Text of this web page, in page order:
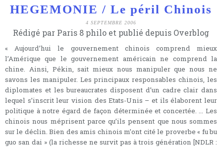
HEGEMONIE / Le péril Chinois
4 SEPTEMBRE 2006
Rédigé par Paris 8 philo et publié depuis Overblog
« Aujourd’hui le gouvernement chinois comprend mieux
l’Amérique que le gouvernement américain ne comprend la
chine. Ainsi, Pékin, sait mieux nous manipuler que nous ne
savons les manipuler. Les principaux responsables chinois, les
diplomates et les bureaucrates disposent d’un cadre clair dans
lequel s’inscrit leur vision des Etats-Unis – et ils élaborent leur
politique à notre égard de façon déterminée et concertée. … Les
chinois nous méprisent parce qu’ils pensent que nous sommes
sur le déclin. Bien des amis chinois m’ont cité le proverbe « fu bu
guo san dai » (la richesse ne survit pas à trois génération [NDLR :